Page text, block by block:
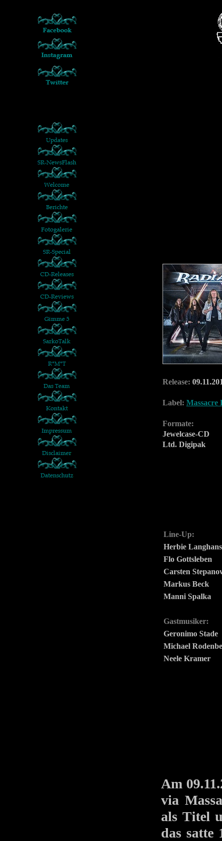
Release:
Label: Massacre
Formate:
Jewelcase-CD
Ltd. Digipak
Line-Up:
Herbie Langhans
Flo Gottsleben
Carsten
Markus Beck
Manni Spalka
Gastmusiker:
Geronimo Stade
Michael
Neele Kramer
Am
via
als Titel
das satte